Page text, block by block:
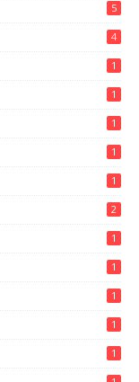
5
4
1
1
1
1
1
2
1
1
1
1
1